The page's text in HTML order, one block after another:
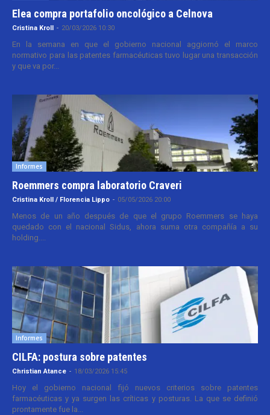
Elea compra portafolio oncológico a Celnova
Cristina Kroll - 20/03/2026 10:30
En la semana en que el gobierno nacional aggiornó el marco
normativo para las patentes farmacéuticas tuvo lugar una transacción
y que va por...
Informes
Roemmers compra laboratorio Craveri
Cristina Kroll / Florencia Lippo - 05/05/2026 20:00
Menos de un año después de que el grupo Roemmers se haya
quedado con el nacional Sidus, ahora suma otra compañía a su
holding....
Informes
CILFA: postura sobre patentes
Christian Atance - 18/03/2026 15:45
Hoy el gobierno nacional fijó nuevos criterios sobre patentes
farmacéuticas y ya surgen las críticas y posturas. La que se definió
prontamente fue la...